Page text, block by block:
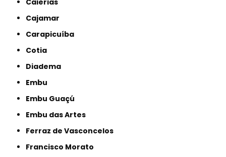
Cajamar
Carapicuíba
Cotia
Diadema
Embu
Embu Guaçú
Embu das Artes
Ferraz de Vasconcelos
Francisco Morato